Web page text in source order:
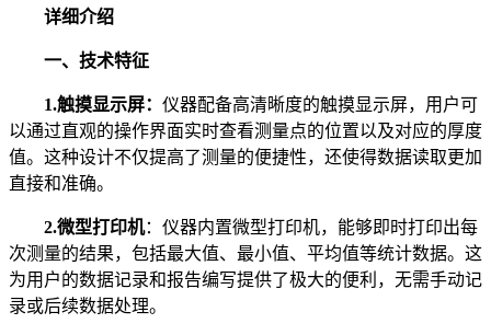
详细介绍
一、技术特征
1.触摸显示屏： 仪器配备高清晰度的触摸显示屏，用户可
以通过直观的操作界面实时查看测量点的位置以及对应的厚度
值。这种设计不仅提高了测量的便捷性，还使得数据读取更加
直接和准确。
2.微型打印机：仪器内置微型打印机，能够即时打印出每
次测量的结果，包括最大值、最小值、平均值等统计数据。这
为用户的数据记录和报告编写提供了极大的便利，无需手动记
录或后续数据处理。